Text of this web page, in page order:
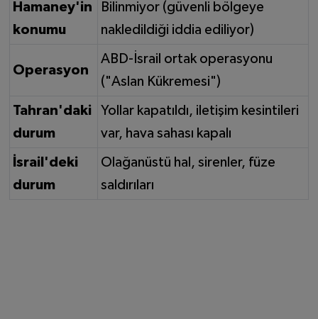
Hamaney'in
konumu
Bilinmiyor (güvenli bölgeye
nakledildiği iddia ediliyor)
Operasyon
ABD-İsrail ortak operasyonu
("Aslan Kükremesi")
Tahran'daki
durum
Yollar kapatıldı, iletişim kesintileri
var, hava sahası kapalı
İsrail'deki
durum
Olağanüstü hal, sirenler, füze
saldırıları